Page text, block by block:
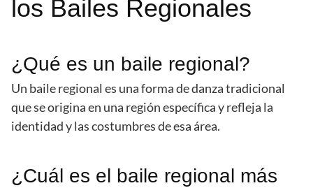
los Bailes Regionales
¿Qué es un baile regional?
Un baile regional es una forma de danza tradicional
que se origina en una región específica y refleja la
identidad y las costumbres de esa área.
¿Cuál es el baile regional más